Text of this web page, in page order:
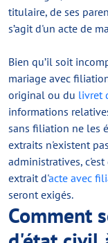
titulaire, de ses
s’agit d'un acte de
Bien qu’il soit
mariage avec
original ou du livret
informations
sans filiation ne les
extraits n'existent
administratives,
extrait d'acte avec
seront exigés.
Comment